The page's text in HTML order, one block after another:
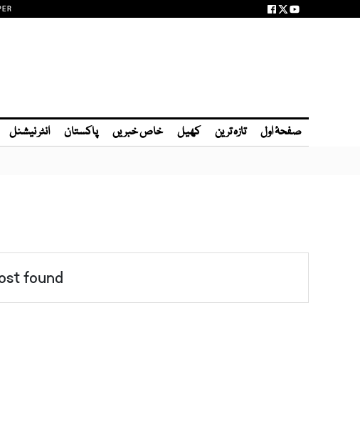
صفحۂ اول تازہ ترین کھیل خاص خبریں پاکستان انٹر نیشنل
found